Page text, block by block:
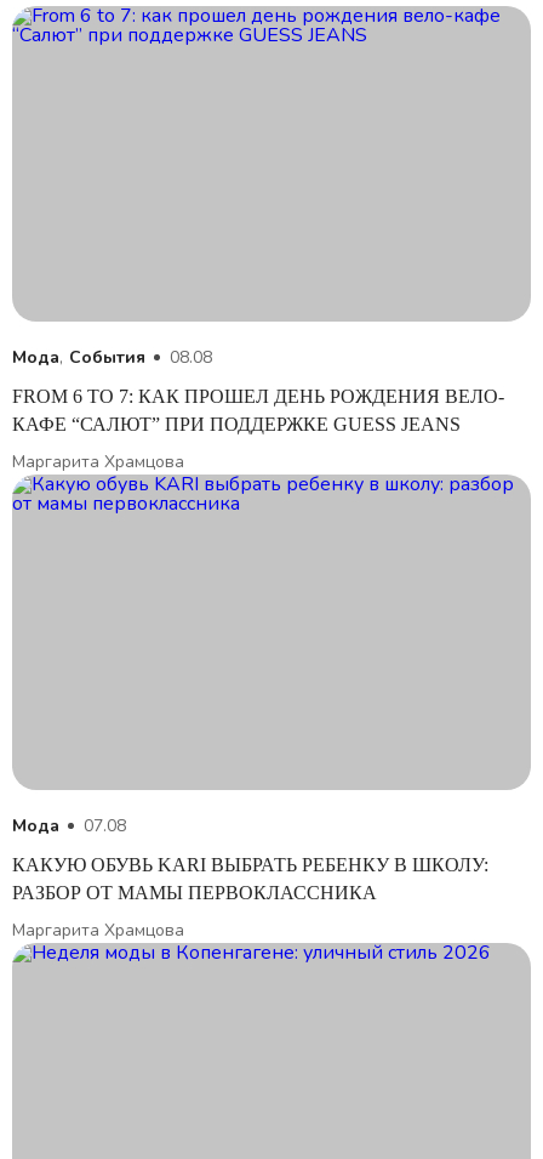
Мода, События 08.08
FROM 6 TO 7: КАК ПРОШЕЛ ДЕНЬ РОЖДЕНИЯ ВЕЛО-
КАФЕ “САЛЮТ” ПРИ ПОДДЕРЖКЕ GUESS JEANS
Маргарита Храмцова
Мода 07.08
КАКУЮ ОБУВЬ KARI ВЫБРАТЬ РЕБЕНКУ В ШКОЛУ:
РАЗБОР ОТ МАМЫ ПЕРВОКЛАССНИКА
Маргарита Храмцова